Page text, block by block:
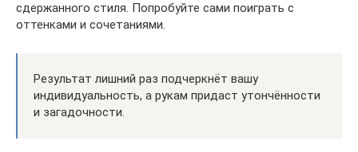
сдержанного стиля. Попробуйте сами поиграть с
оттенками и сочетаниями.
Результат лишний раз подчеркнёт вашу
индивидуальность, а рукам придаст утончённости
и загадочности.